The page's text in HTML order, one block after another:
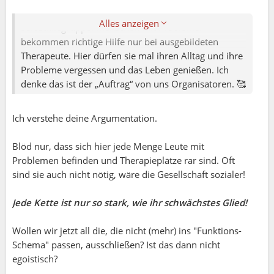
Alles anzeigen
Selbsthilegruppe. Menschen mit Problemen
bekommen richtige Hilfe nur bei ausgebildeten
Therapeute. Hier dürfen sie mal ihren Alltag und ihre
Probleme vergessen und das Leben genießen. Ich
denke das ist der „Auftrag“ von uns Organisatoren. 🥰
Ich verstehe deine Argumentation.
Blöd nur, dass sich hier jede Menge Leute mit
Problemen befinden und Therapieplätze rar sind. Oft
sind sie auch nicht nötig, wäre die Gesellschaft sozialer!
Jede Kette ist nur so stark, wie ihr schwächstes Glied!
Wollen wir jetzt all die, die nicht (mehr) ins "Funktions-
Schema" passen, ausschließen? Ist das dann nicht
egoistisch?
Ute:
Liza:
Depressionen?? Urlaub?? Ich würde sagen, Thema
verfehlt. 🤷‍♀️
Es geht darum, zu ergründen, warum die Leute so
handeln wie sie es eben tun. Es hilft nichts, anderen
irgendwas wild zu unterstellen (hier